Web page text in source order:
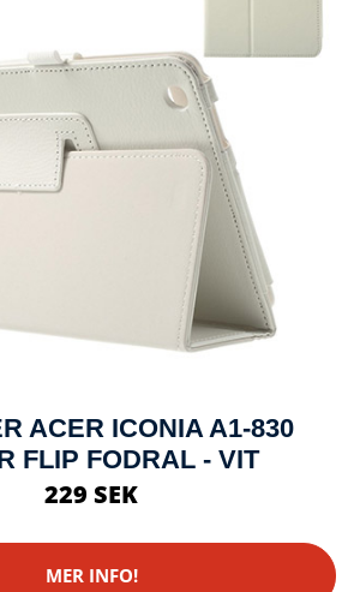
ACER ICONIA A1-830
FLIP FODRAL - VIT
229 SEK
MER INFO!